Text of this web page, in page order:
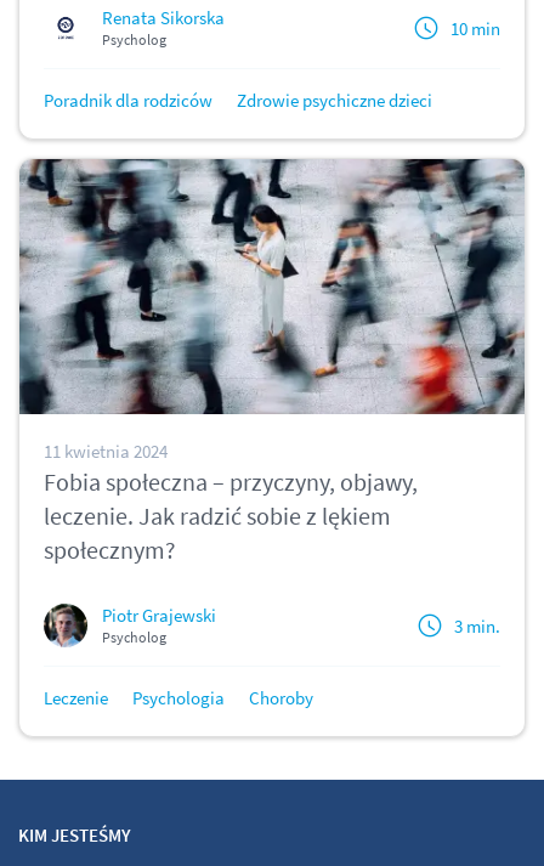
Renata Sikorska
Psycholog 10 min
Poradnik dla rodziców Zdrowie psychiczne dzieci
11 kwietnia 2024
Fobia społeczna – przyczyny, objawy,
leczenie. Jak radzić sobie z lękiem
społecznym?
Piotr Grajewski
Psycholog 3 min.
Leczenie Psychologia Choroby
KIM JESTEŚMY